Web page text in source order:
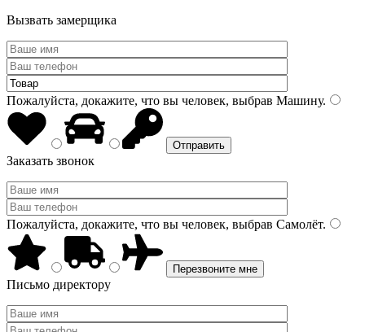
Вызвать замерщика
Пожалуйста, докажите, что вы человек, выбрав Машину.
Заказать звонок
Пожалуйста, докажите, что вы человек, выбрав Самолёт.
Письмо директору